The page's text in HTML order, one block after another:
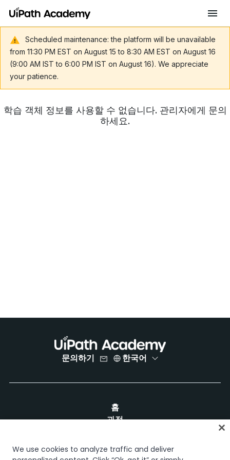
Scheduled maintenance: the platform will be unavailable
from 11:30 PM EST on August 15 to 8:30 AM EST on August 16
(9:00 AM IST to 6:00 PM IST on August 16). We appreciate
your patience.
학습 객체 정보를 사용할 수 없습니다. 관리자에게 문의
하세요.
문의하기 한국어
홈
과정
경력 경로
인증
We use cookies to analyze traffic and deliver